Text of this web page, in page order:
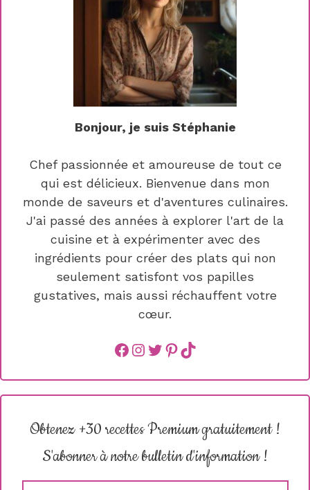
Bonjour, je suis Stéphanie
Chef passionnée et amoureuse de tout ce
qui est délicieux. Bienvenue dans mon
monde de saveurs et d'aventures culinaires.
J'ai passé des années à explorer l'art de la
cuisine et à expérimenter avec des
ingrédients pour créer des plats qui non
seulement satisfont vos papilles
gustatives, mais aussi réchauffent votre
cœur.
Facebook
instagram
Twitter
Pinterest
TikTok
Obtenez +30 recettes Premium gratuitement !
S'abonner à notre bulletin d'information !